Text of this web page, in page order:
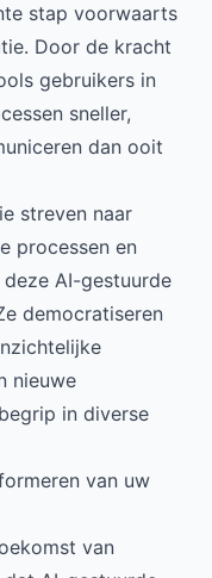
stap voorwaarts
Door de kracht
gebruikers in
sneller,
dan ooit
streven naar
processen en
AI-gestuurde
democratiseren
nieuwe
in diverse
van uw
van